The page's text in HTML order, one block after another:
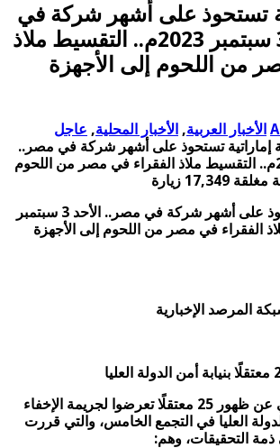
تستحوذ على أشهر شركة في
مصر.. الأحد 3 سبتمبر 2023م.. التقسيط ملاذ
من اللحوم إلى الأجهزة
الأخبار العربية, الأخبار المحلية, عاجل
تستحوذ على أشهر شركة في مصر..
الأحد 3 سبتمبر 2023م.. التقسيط ملاذ الفقراء في مصر من اللحوم
مغلقة 17,349 زيارة
على أشهر شركة في مصر
.. الأحد 3 سبتمبر
الفقراء في مصر من اللحوم إلى الأجهزة
المرصد الإخبارية
كشف مصدر حقوقي عن ظهور 25 معتقلًا تعرضوا لجريمة الإخفاء
العليا في التجمع الخامس، والتي قررت
: